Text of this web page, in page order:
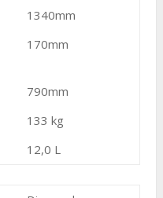
1340mm
170mm
790mm
133 kg
12,0 L